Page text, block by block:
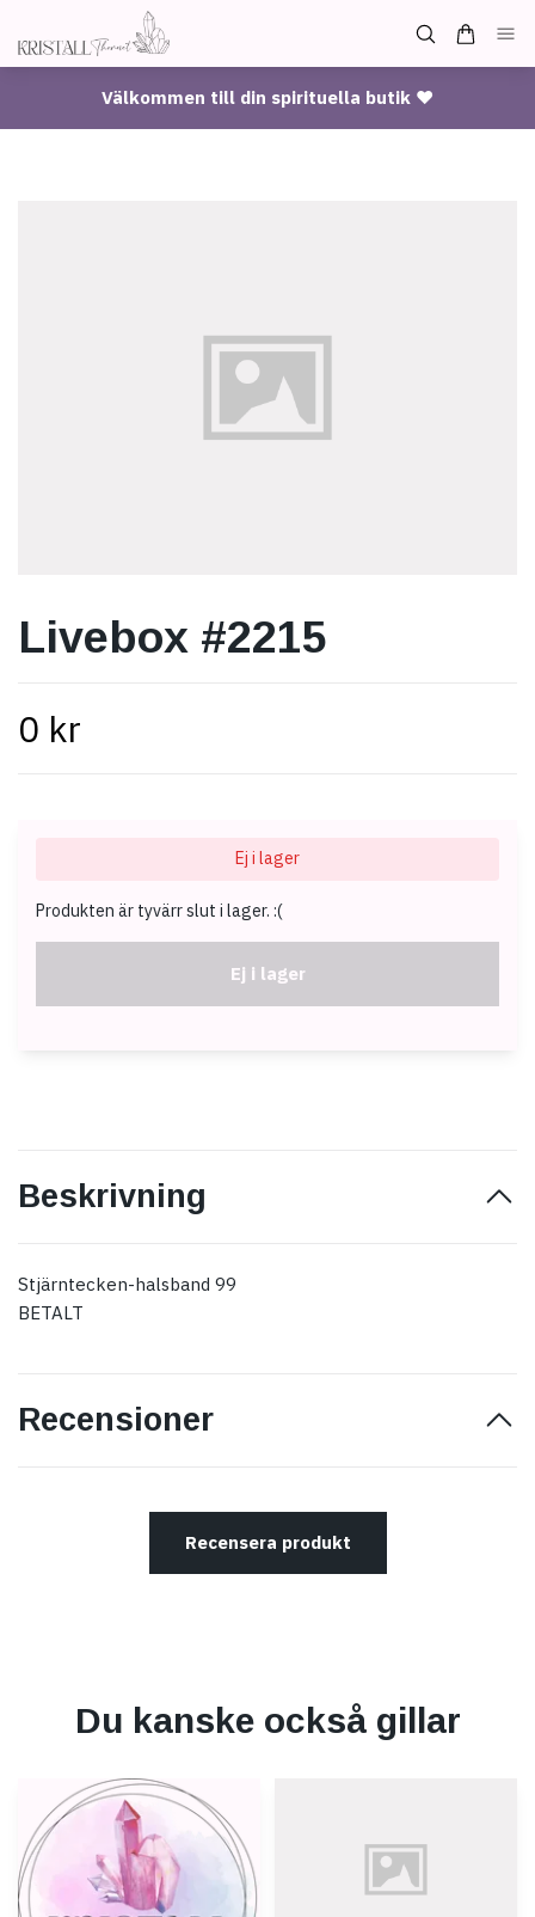
Välkommen till din spirituella butik ♥
Livebox #2215
0 kr
Ej i lager
Produkten är tyvärr slut i lager. :(
Ej i lager
Beskrivning
Stjärntecken-halsband 99
BETALT
Recensioner
Recensera produkt
Du kanske också gillar